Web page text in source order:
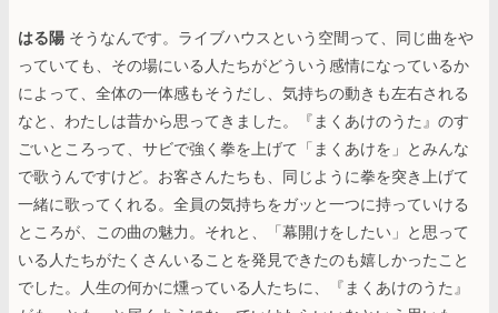
はる陽 そうなんです。ライブハウスという空間って、同じ曲をや
っていても、その場にいる人たちがどういう感情になっているか
によって、全体の一体感もそうだし、気持ちの動きも左右される
なと、わたしは昔から思ってきました。『まくあけのうた』のす
ごいところって、サビで強く拳を上げて「まくあけを」とみんな
で歌うんですけど。お客さんたちも、同じように拳を突き上げて
一緒に歌ってくれる。全員の気持ちをガッと一つに持っていける
ところが、この曲の魅力。それと、「幕開けをしたい」と思って
いる人たちがたくさんいることを発見できたのも嬉しかったこと
でした。人生の何かに燻っている人たちに、『まくあけのうた』